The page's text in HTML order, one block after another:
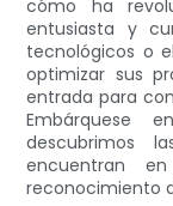
cómo ha
entusiasta y
tecnológicos o
optimizar sus
entrada para
Embárquese
descubrimos
encuentran
reconocimiento